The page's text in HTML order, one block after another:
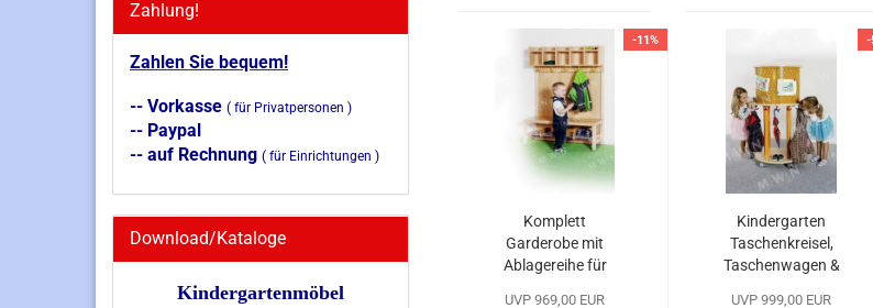
-11%
Komplett
Garderobe mit
Ablagereihe für
UVP 969,00 EUR
-
Kindergarten
Taschenkreisel,
Taschenwagen &
UVP 999,00 EUR
Zahlung!
Zahlen Sie bequem!
-- Vorkasse ( für Privatpersonen )
-- Paypal
-- auf Rechnung ( für Einrichtungen )
Download/Kataloge
Kindergartenmöbel